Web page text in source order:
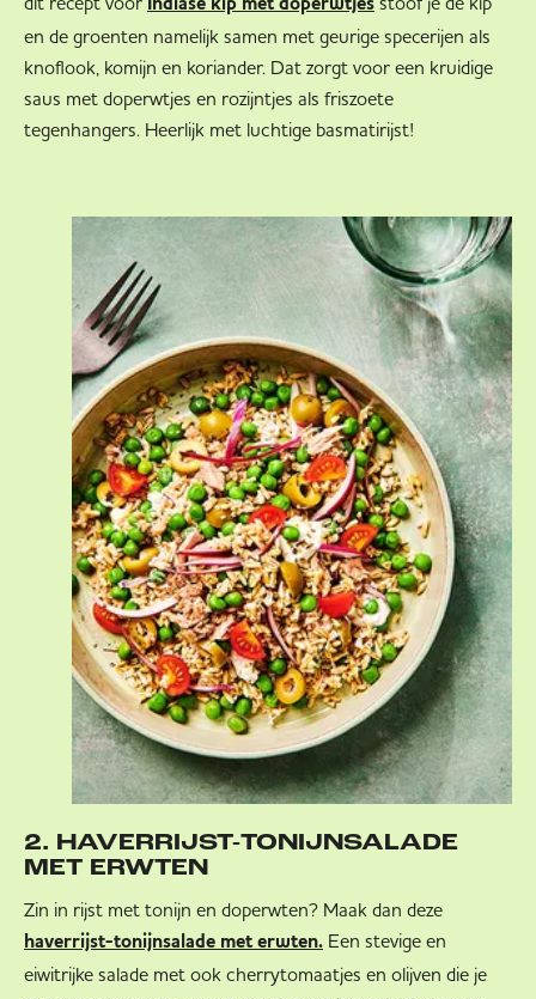
Indiase kip met doperwtjes
en de groenten namelijk samen met geurige specerijen als
knoflook, komijn en koriander. Dat zorgt voor een kruidige
saus met doperwtjes en rozijntjes als friszoete
tegenhangers. Heerlijk met luchtige basmatirijst!
2. HAVERRIJST-TONIJNSALADE
MET ERWTEN
Zin in rijst met tonijn en doperwten? Maak dan deze
haverrijst-tonijnsalade met erwten. Een stevige en
eiwitrijke salade met ook cherrytomaatjes en olijven die je